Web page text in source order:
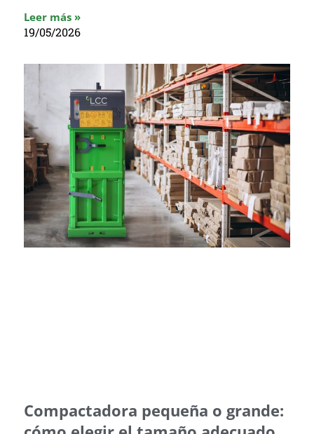
Leer más »
19/05/2026
Compactadora pequeña o grande: